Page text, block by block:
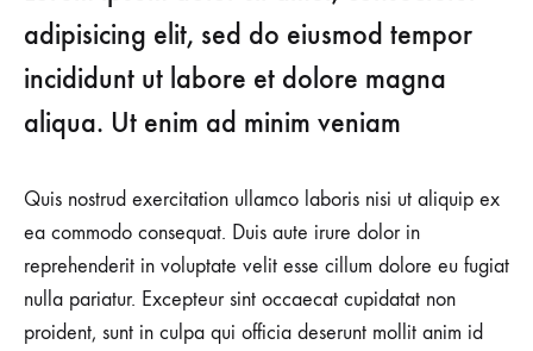
adipisicing elit, sed do eiusmod tempor
incididunt ut labore et dolore magna
aliqua. Ut enim ad minim veniam
Quis nostrud exercitation ullamco laboris nisi ut aliquip ex
ea commodo consequat. Duis aute irure dolor in
reprehenderit in voluptate velit esse cillum dolore eu fugiat
nulla pariatur. Excepteur sint occaecat cupidatat non
proident, sunt in culpa qui officia deserunt mollit anim id